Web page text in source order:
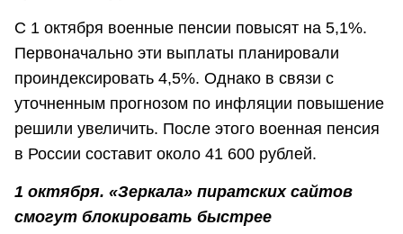
С 1 октября военные пенсии повысят на 5,1%.
Первоначально эти выплаты планировали
проиндексировать 4,5%. Однако в связи с
уточненным прогнозом по инфляции повышение
решили увеличить. После этого военная пенсия
в России составит около 41 600 рублей.
1 октября. «Зеркала» пиратских сайтов
смогут блокировать быстрее